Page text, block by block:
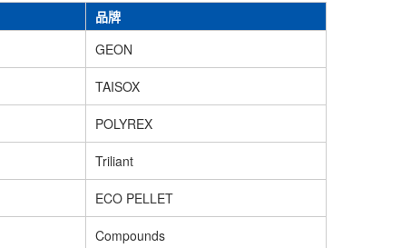
品牌
GEON
TAISOX
POLYREX
Triliant
ECO PELLET
Compounds